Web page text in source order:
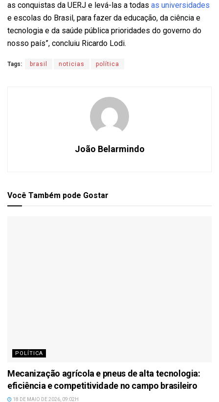
as conquistas da UERJ e levá-las a todas as universidades
e escolas do Brasil, para fazer da educação, da ciência e
tecnologia e da saúde pública prioridades do governo do
nosso país”, concluiu Ricardo Lodi.
Tags: brasil noticias política
João Belarmindo
Você Também pode Gostar
POLÍTICA
Mecanização agrícola e pneus de alta tecnologia:
eficiência e competitividade no campo brasileiro
18 DE MAIO DE 2026, 09:02H